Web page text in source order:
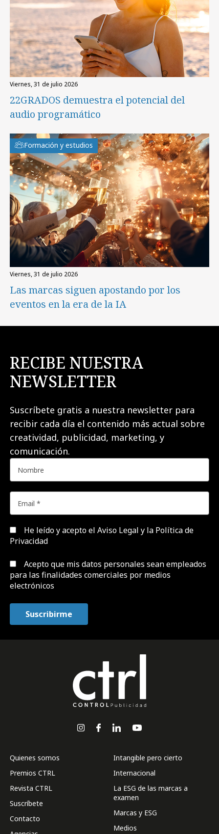
viernes, 31 de julio 2026
22GRADOS demuestra el potencial del
audio programático
Formación y estudios
viernes, 31 de julio 2026
Las marcas siguen apostando por los
eventos en la era de la IA
RECIBE NUESTRA
NEWSLETTER
Suscríbete gratis a nuestra newsletter para
recibir cada día el contenido más actual sobre
creatividad, publicidad, marketing, y
comunicación.
He leído y acepto el Aviso Legal y la Política de
Privacidad
Acepto que mis datos personales sean empleados
para las finalidades comerciales por medios
electrónicos
Quienes somos
Premios CTRL
Revista CTRL
Suscríbete
Contacto
Intangible pero cierto
Internacional
La ESG de las marcas a
examen
Marcas y ESG
Medios